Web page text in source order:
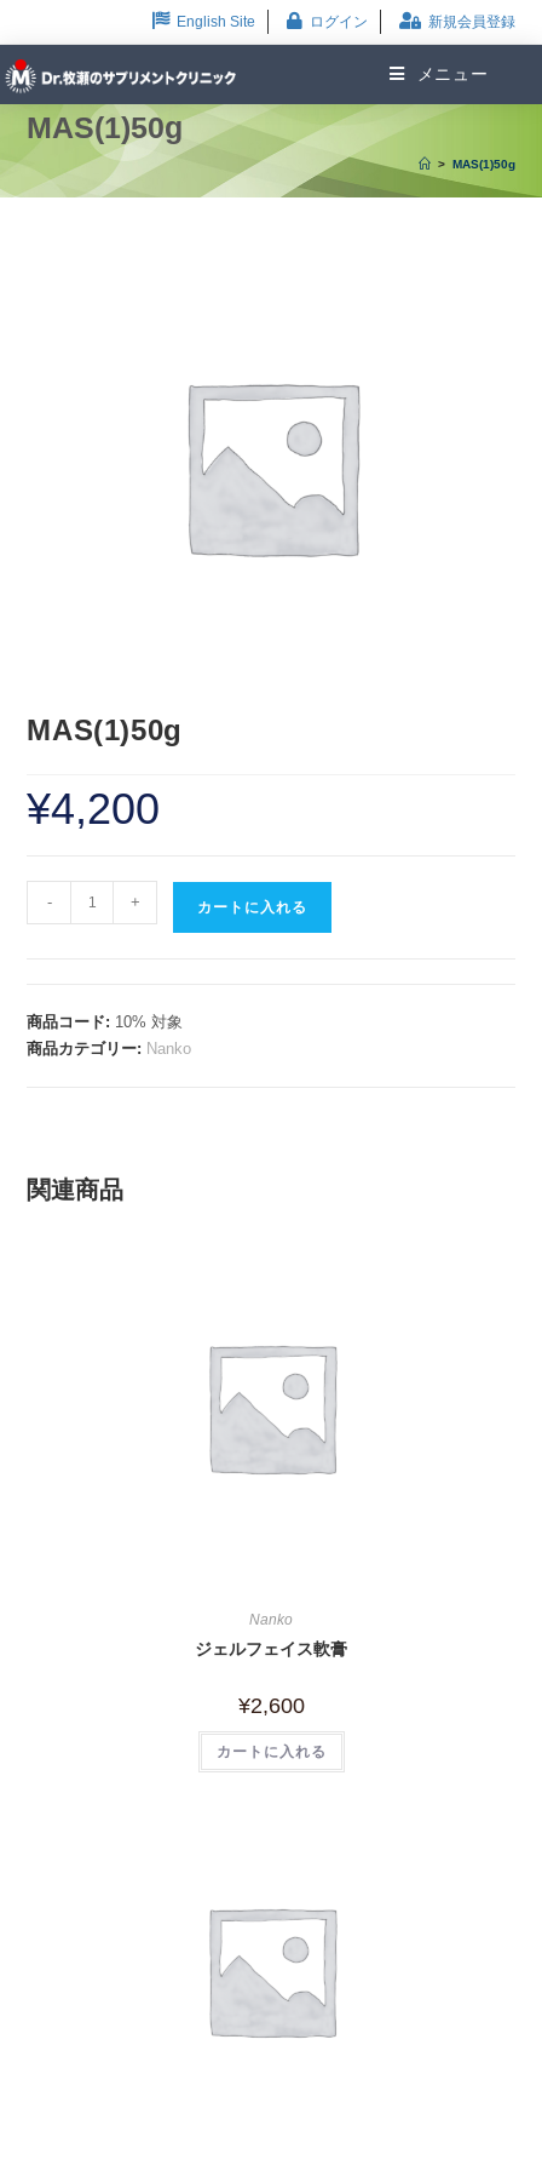
English Site ログイン 新規会員登録
メニュー
MAS(1)50g
> MAS(1)50g
MAS(1)50g
¥4,200
- + カートに入れる
商品コード: 10% 対象
商品カテゴリー: Nanko
関連商品
Nanko
ジェルフェイス軟膏
¥2,600
カートに入れる